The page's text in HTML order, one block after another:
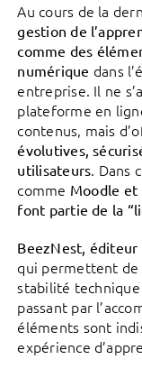
Au cours de la
gestion de
comme des
numérique dans
entreprise. Il ne
plateforme en
contenus, mais
évolutives,
utilisateurs. Dans
comme Moodle et
font partie de la
BeezNest, éditeur
qui permettent de
stabilité
passant par
éléments sont
expérience